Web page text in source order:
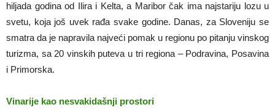
hiljada godina od Ilira i Kelta, a Maribor čak ima najstariju lozu u
svetu, koja još uvek rađa svake godine. Danas, za Sloveniju se
smatra da je napravila najveći pomak u regionu po pitanju vinskog
turizma, sa 20 vinskih puteva u tri regiona – Podravina, Posavina
i Primorska.
Vinarije kao nesvakidašnji prostori